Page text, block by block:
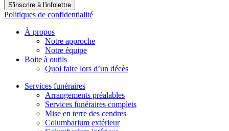
S'inscrire à l'infolettre
Politiques de confidentialité
À propos
Notre approche
Notre équipe
Boite à outils
Quoi faire lors d’un décès
Services funéraires
Arrangements préalables
Services funéraires complets
Mise en terre des cendres
Columbarium extérieur